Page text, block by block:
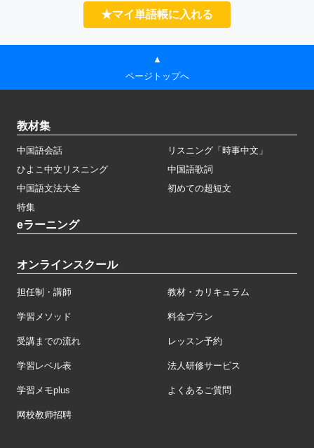
★マイ単語帳に入れる
▲
ページトップへ
教材集
中国語会話
リスニング「時事中文」
ひよこ中文リスニング
中国語歌詞
中国語文法大全
初めての超短文
特集
eラーニング
オンラインスクール
担任制・講師 教材・カリキュラム
学習メソッド 料金プラン
受講までの流れ レッスン予約
学習レベル表 法人研修サービス
学習メモplus よくあるご質問
网校教师招聘